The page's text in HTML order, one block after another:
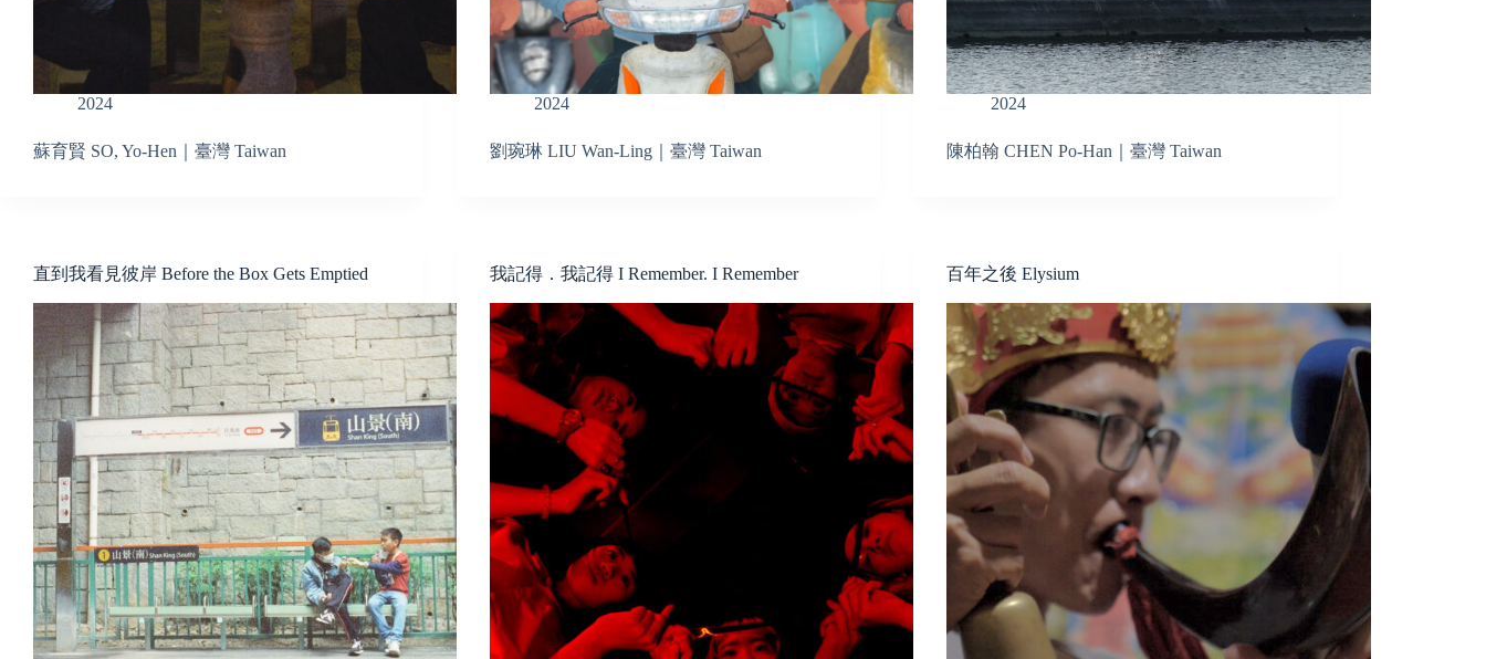
2024
蘇育賢 SO, Yo-Hen｜臺灣 Taiwan
2024
劉琬琳 LIU Wan-Ling｜臺灣 Taiwan
2024
陳柏翰 CHEN Po-Han｜臺灣 Taiwan
直到我看見彼岸 Before the Box Gets Emptied 我記得．我記得 I Remember. I Remember 百年之後 Elysium